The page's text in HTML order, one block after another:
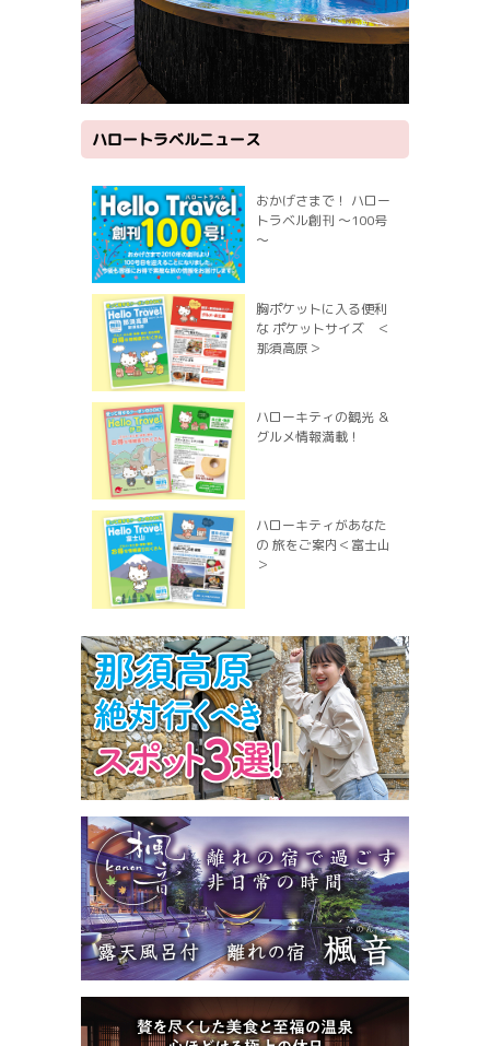
ハロートラベルニュース
おかげさまで！ ハロー
トラベル創刊 ～100号
～
胸ポケットに入る便利
な ポケットサイズ ＜
那須高原＞
ハローキティの観光 ＆
グルメ情報満載！
ハローキティがあなた
の 旅をご案内＜富士山
＞